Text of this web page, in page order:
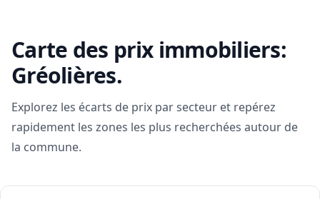
Carte des prix immobiliers:
Gréolières.
Explorez les écarts de prix par secteur et repérez
rapidement les zones les plus recherchées autour de
la commune.